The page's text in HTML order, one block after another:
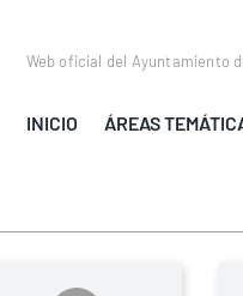
Web oficial del Ayuntamiento
INICIO ÁREAS